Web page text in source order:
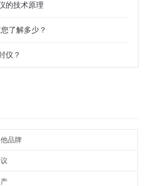
的技术原理
了解多少？
仪？
品牌